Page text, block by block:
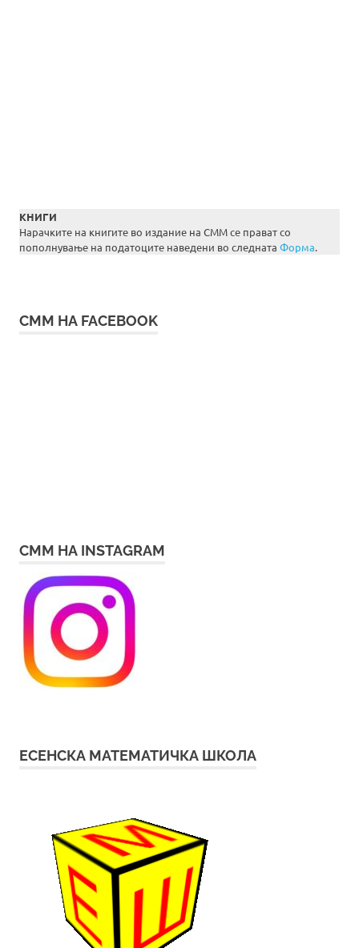
КНИГИ
Нарачките на книгите во издание на СММ се прават со
пополнување на податоците наведени во следната Форма.
СММ НА FACEBOOK
СММ НА INSTAGRAM
ЕСЕНСКА МАТЕМАТИЧКА ШКОЛА